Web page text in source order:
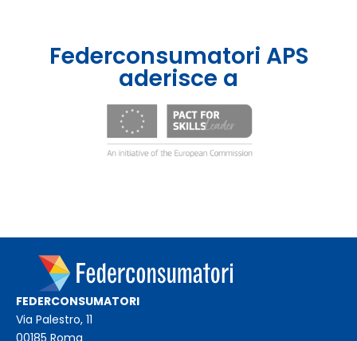
Federconsumatori APS
aderisce a
FEDERCONSUMATORI
Via Palestro, 11